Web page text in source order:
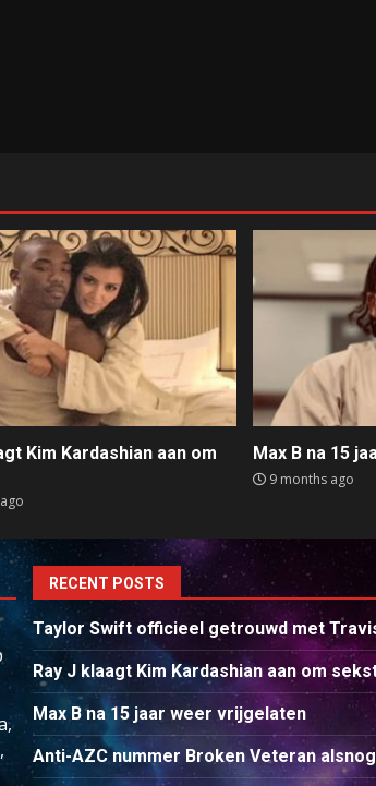
Kim Kardashian aan om
Max B na 15
9 months ago
RECENT POSTS
Taylor Swift officieel getrouwd met
Ray J klaagt Kim Kardashian aan om
Max B na 15 jaar weer vrijgelaten
Anti-AZC nummer Broken Veteran